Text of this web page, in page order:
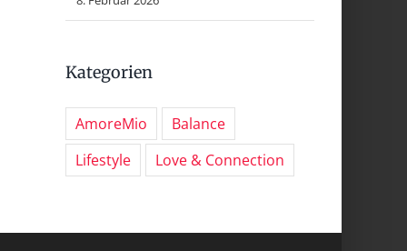
Kategorien
AmoreMio
Balance
Lifestyle
Love & Connection